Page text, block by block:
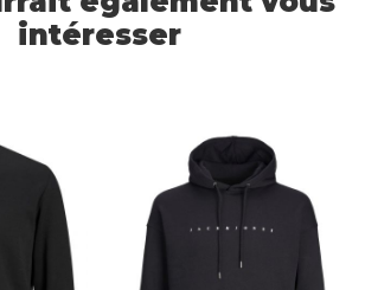
intéresser